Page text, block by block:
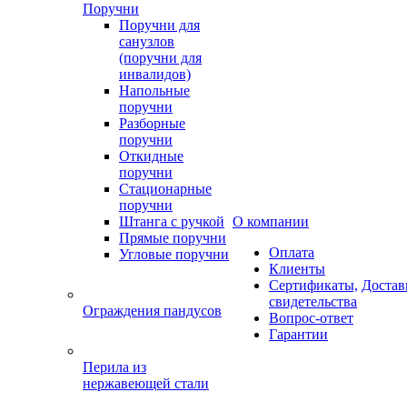
Поручни
Поручни для
санузлов
(поручни для
инвалидов)
Напольные
поручни
Разборные
поручни
Откидные
поручни
Стационарные
поручни
Штанга с ручкой
Прямые поручни
Угловые поручни
Ограждения пандусов
Перила из
нержавеющей стали
О компании
Оплата
Клиенты
Сертификаты,
свидетельства
Вопрос-ответ
Гарантии